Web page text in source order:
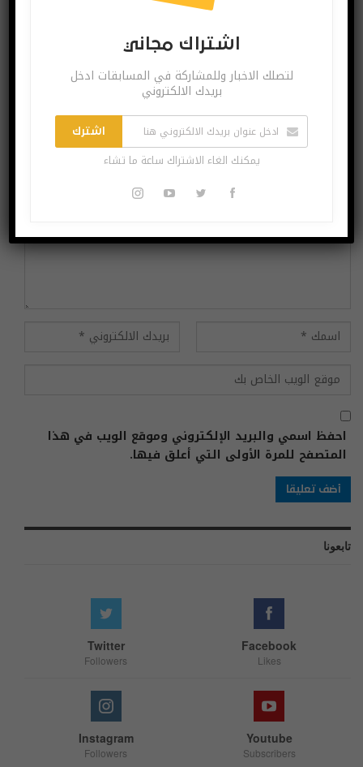
لن يتم نشر عنوان بريدك الإلكتروني.
احفظ اسمي والبريد الإلكتروني وموقع الويب في هذا
المتصفح للمرة الأولى التي أعلق فيها.
تابعونا
Facebook
Likes
Twitter
Followers
Youtube
Subscribers
Instagram
Followers
اشتراك مجاني
لتصلك الاخبار وللمشاركة في المسابقات ادخل
بريدك الالكتروني
اشترك
يمكنك الغاء الاشتراك ساعة ما تشاء